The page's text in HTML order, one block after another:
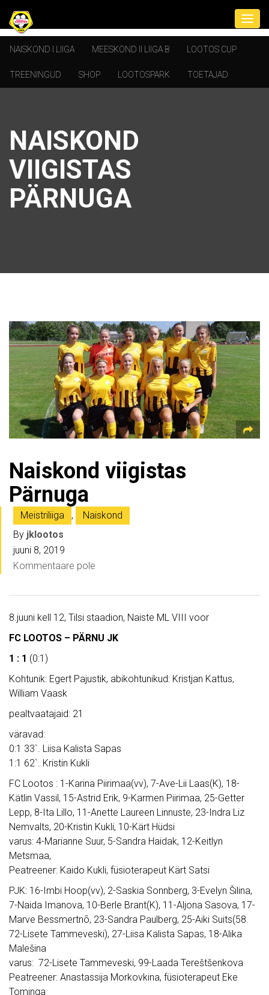
NAISKOND I LIIGA MEESKOND II LIIGA B LOOTOS CUP
TREENINGUD SHOP LOOTOSPARK TOETAJAD
NAISKOND
VIIGISTAS
PÄRNUGA
Naiskond viigistas
Pärnuga
Meistriliiga ,
Naiskond
By jklootos
juuni 8, 2019
Kommentaare pole
8.juuni kell 12, Tilsi staadion, Naiste ML VIII voor
FC LOOTOS – PÄRNU JK
1 : 1 (0:1)
Kohtunik: Egert Pajustik, abikohtunikud: Kristjan Kattus,
William Vaask
pealtvaatajaid: 21
väravad:
0:1 33`. Liisa Kalista Sapas
1:1 62`. Kristin Kukli
FC Lootos : 1-Karina Piirimaa(vv), 7-Ave-Lii Laas(K), 18-
Kätlin Vassil, 15-Astrid Erik, 9-Karmen Piirimaa, 25-Getter
Lepp, 8-Ita Lillo, 11-Anette Laureen Linnuste, 23-Indra Liz
Nemvalts, 20-Kristin Kukli, 10-Kärt Hüdsi
varus: 4-Marianne Suur, 5-Sandra Haidak, 12-Keitlyn
Metsmaa,
Peatreener: Kaido Kukli, füsioterapeut Kärt Satsi
PJK: 16-Imbi Hoop(vv), 2-Saskia Sonnberg, 3-Evelyn Šilina,
7-Naida Imanova, 10-Berle Brant(K), 11-Aljona Sasova, 17-
Marve Bessmertnõ, 23-Sandra Paulberg, 25-Aiki Suits(58.
72-Lisete Tammeveski), 27-Liisa Kalista Sapas, 18-Alika
Malešina
varus: 72-Lisete Tammeveski, 99-Laada Tereštšenkova
Peatreener: Anastassija Morkovkina, füsioterapeut Eke
Tominga